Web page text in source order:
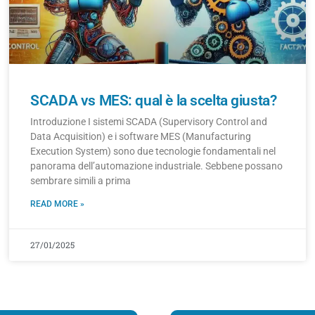
SCADA vs MES: qual è la scelta giusta?
Introduzione I sistemi SCADA (Supervisory Control and
Data Acquisition) e i software MES (Manufacturing
Execution System) sono due tecnologie fondamentali nel
panorama dell’automazione industriale. Sebbene possano
sembrare simili a prima
READ MORE »
27/01/2025